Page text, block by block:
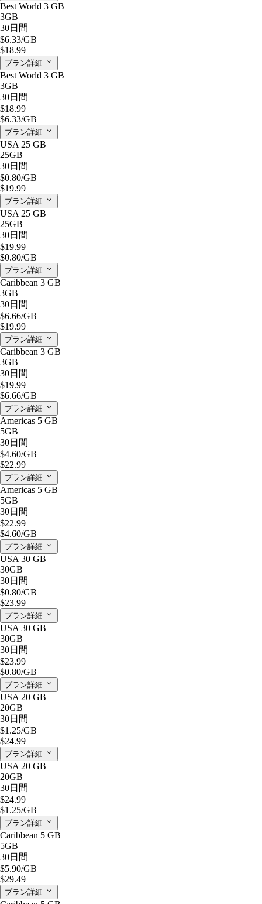
Best World 3 GB
3GB
30日間
$6.33/GB
$18.99
プラン詳細
Best World 3 GB
3GB
30日間
$18.99
$6.33/GB
プラン詳細
USA 25 GB
25GB
30日間
$0.80/GB
$19.99
プラン詳細
USA 25 GB
25GB
30日間
$19.99
$0.80/GB
プラン詳細
Caribbean 3 GB
3GB
30日間
$6.66/GB
$19.99
プラン詳細
Caribbean 3 GB
3GB
30日間
$19.99
$6.66/GB
プラン詳細
Americas 5 GB
5GB
30日間
$4.60/GB
$22.99
プラン詳細
Americas 5 GB
5GB
30日間
$22.99
$4.60/GB
プラン詳細
USA 30 GB
30GB
30日間
$0.80/GB
$23.99
プラン詳細
USA 30 GB
30GB
30日間
$23.99
$0.80/GB
プラン詳細
USA 20 GB
20GB
30日間
$1.25/GB
$24.99
プラン詳細
USA 20 GB
20GB
30日間
$24.99
$1.25/GB
プラン詳細
Caribbean 5 GB
5GB
30日間
$5.90/GB
$29.49
プラン詳細